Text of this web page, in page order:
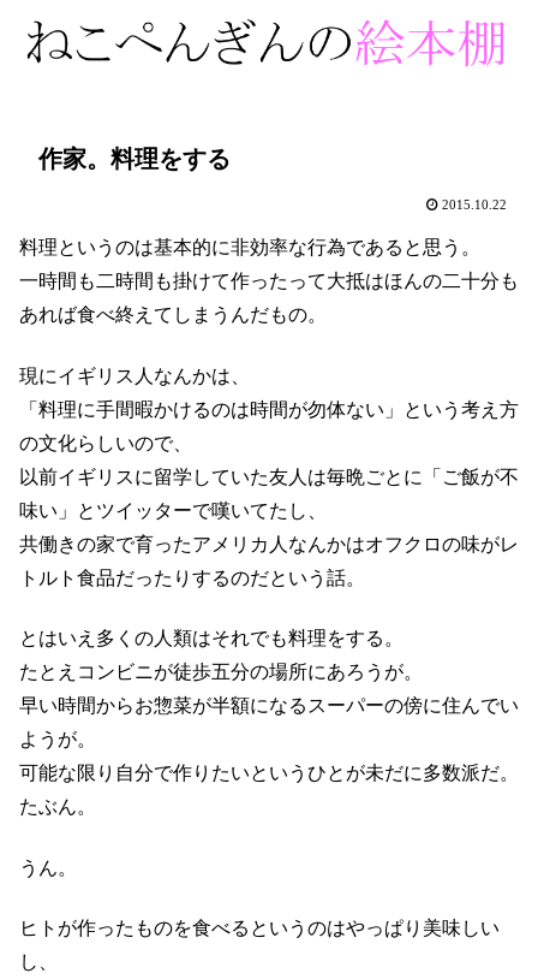
作家。料理をする
2015.10.22
料理というのは基本的に非効率な行為であると思う。
一時間も二時間も掛けて作ったって大抵はほんの二十分も
あれば食べ終えてしまうんだもの。
現にイギリス人なんかは、
「料理に手間暇かけるのは時間が勿体ない」という考え方
の文化らしいので、
以前イギリスに留学していた友人は毎晩ごとに「ご飯が不
味い」とツイッターで嘆いてたし、
共働きの家で育ったアメリカ人なんかはオフクロの味がレ
トルト食品だったりするのだという話。
とはいえ多くの人類はそれでも料理をする。
たとえコンビニが徒歩五分の場所にあろうが。
早い時間からお惣菜が半額になるスーパーの傍に住んでい
ようが。
可能な限り自分で作りたいというひとが未だに多数派だ。
たぶん。
うん。
ヒトが作ったものを食べるというのはやっぱり美味しい
し、